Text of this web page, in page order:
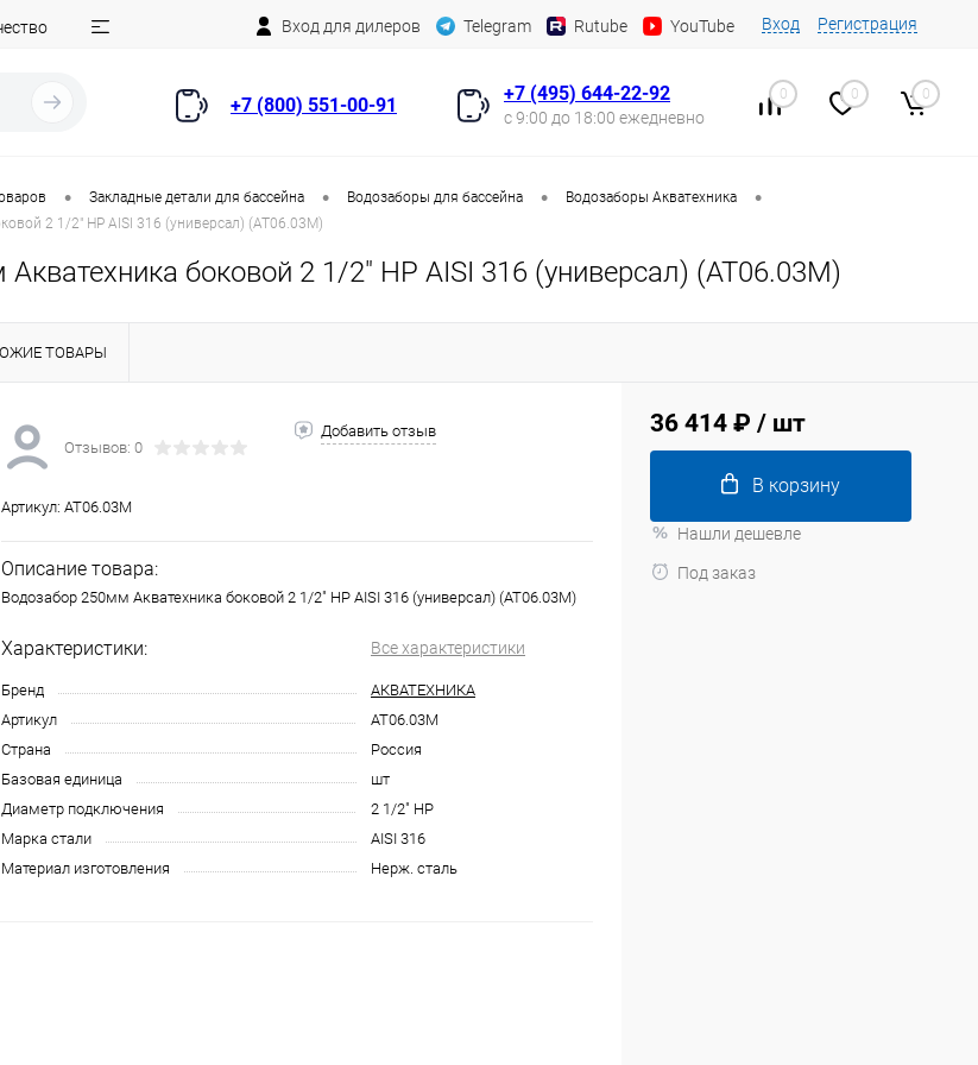
Вход для дилеров Telegram Rutube YouTube Вход Регистрация
+7 (800) 551-00-91
+7 (495) 644-22-92
с 9:00 до 18:00 ежедневно
0 0 0
• Закладные детали для бассейна • Водозаборы для бассейна • Водозаборы Акватехника •
2 1/2" НР AISI 316 (универсал) (AT06.03M)
боковой 2 1/2" НР AISI 316 (универсал) (AT06.03M)
ТОВАРЫ
Отзывов: 0
Добавить отзыв
Артикул: AT06.03M
Описание товара:
Водозабор 250мм Акватехника боковой 2 1/2" НР AISI 316 (универсал) (AT06.03M)
Характеристики: Все характеристики
Бренд
АКВАТЕХНИКА
Артикул
AT06.03M
Страна
Россия
Базовая единица
шт
Диаметр подключения
2 1/2" НР
Марка стали
AISI 316
Материал изготовления
Нерж. сталь
36 414 ₽ / шт
В корзину
Нашли дешевле
Под заказ